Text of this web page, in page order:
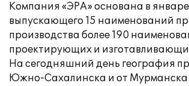
Компания «ЭРА» основана в
выпускающего 15 наименований
производства более 190
проектирующих и
На сегодняшний день география
Южно-Сахалинска и от Мурманска